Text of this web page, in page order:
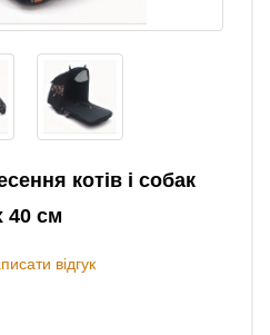
котів і собак
40 см
відгук